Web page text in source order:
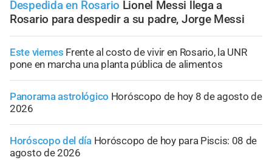
Despedida en Rosario Lionel Messi llega a
Rosario para despedir a su padre, Jorge Messi
Este viernes Frente al costo de vivir en Rosario, la UNR
pone en marcha una planta pública de alimentos
Panorama astrológico Horóscopo de hoy 8 de agosto de
2026
Horóscopo del día Horóscopo de hoy para Piscis: 08 de
agosto de 2026